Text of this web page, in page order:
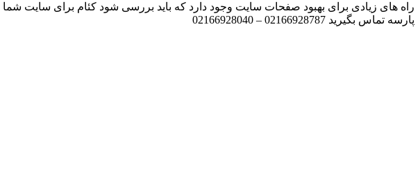
راه های زیادی برای بهبود صفحات سایت وجود دارد که باید بررسی شود کئام برای سایت
پارسه تماس بگیرید 02166928787 – 02166928040